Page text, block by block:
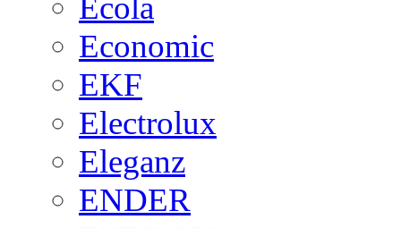
Ecola
Economic
EKF
Electrolux
Eleganz
ENDER